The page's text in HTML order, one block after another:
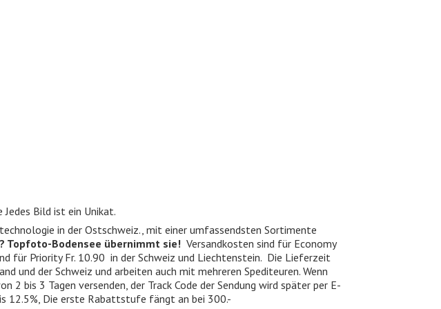
Bild ist ein Unikat.
in der Ostschweiz., mit einer umfassendsten Sortimente
Topfoto-Bodensee übernimmt sie! Versandkosten sind für Economy
für Priority Fr. 10.90 in der Schweiz und Liechtenstein. Die Lieferzeit
und der Schweiz und arbeiten auch mit mehreren Spediteuren. Wenn
bis 3 Tagen versenden, der Track Code der Sendung wird später per E-
12.5%, Die erste Rabattstufe fängt an bei 300.-